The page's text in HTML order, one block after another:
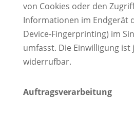
von Cookies oder den
Informationen im Endgerät
Device-Fingerprinting) im
umfasst. Die Einwilligung ist
widerrufbar.
Auftragsverarbeitung